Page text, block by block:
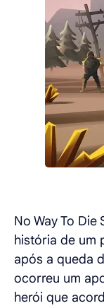
No Way To
história de um
após a queda
ocorreu um
herói que